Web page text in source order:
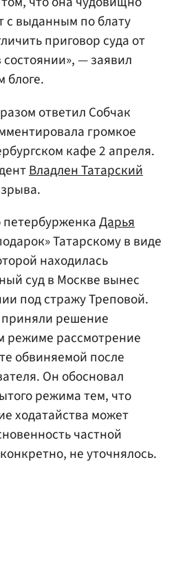
с выданным по блату
приговор суда от
— заявил
блоге.
ответил Собчак
громкое
кафе 2 апреля.
Владлен Татарский
петербурженкаДарья
Татарскому в виде
находилась
суд в Москве вынес
под стражу Треповой.
приняли решение
режиме рассмотрение
обвиняемой после
Он обосновал
режима тем, что
ходатайства может
частной
не уточнялось.